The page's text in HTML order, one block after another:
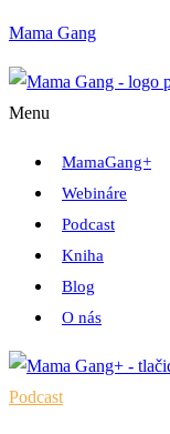
Mama Gang
Menu
MamaGang+
Webináre
Podcast
Kniha
Blog
O nás
Podcast